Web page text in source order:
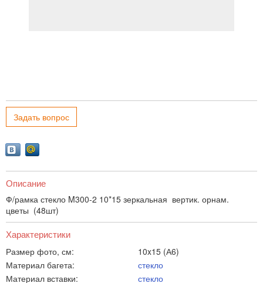
Задать вопрос
Описание
Ф/рамка стекло M300-2 10*15 зеркальная вертик. орнам.
цветы (48шт)
Характеристики
Размер фото, см:
10x15 (А6)
Материал багета:
стекло
Материал вставки:
стекло